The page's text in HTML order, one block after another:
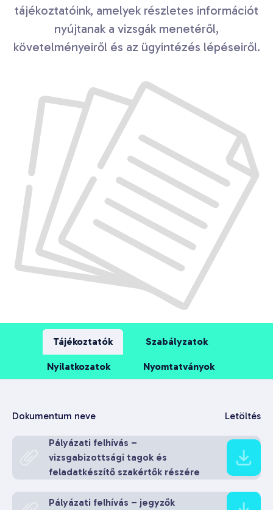
tájékoztatóink, amelyek részletes információt
nyújtanak a vizsgák menetéről,
követelményeiről és az ügyintézés lépéseiről.
Tájékoztatók Szabályzatok
Nyilatkozatok Nyomtatványok
Dokumentum neve Letöltés
Pályázati felhívás –
vizsgabizottsági tagok és
feladatkészítő szakértők részére
Pályázati felhívás – jegyzők